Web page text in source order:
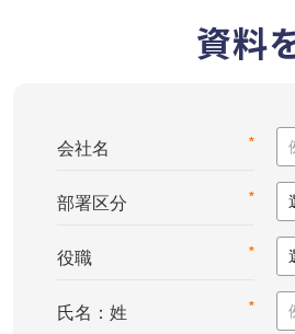
資料
*
会社名
*
部署区分
*
役職
*
氏名：姓